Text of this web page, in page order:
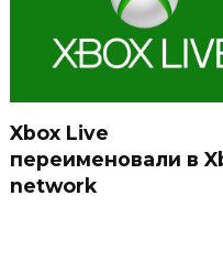
Xbox Live
переименовали в
network